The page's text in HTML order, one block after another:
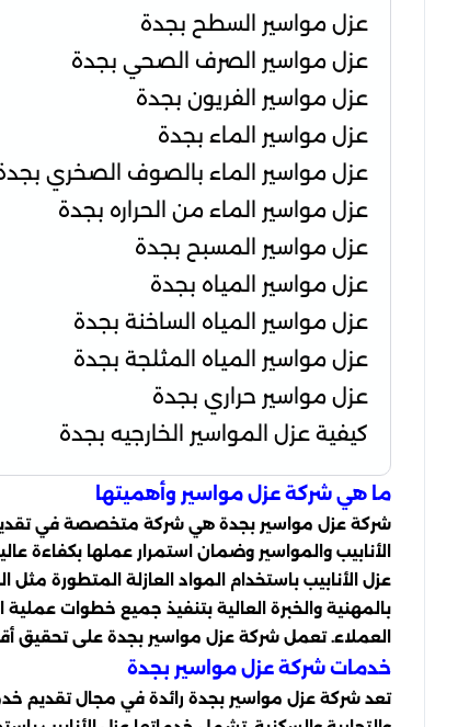
عزل مواسير السطح بجدة
عزل مواسير الصرف الصحي بجدة
عزل مواسير الفريون بجدة
عزل مواسير الماء بجدة
عزل مواسير الماء بالصوف الصخري
عزل مواسير الماء من الحراره بجدة
عزل مواسير المسبح بجدة
عزل مواسير المياه بجدة
عزل مواسير المياه الساخنة بجدة
عزل مواسير المياه المثلجة بجدة
عزل مواسير حراري بجدة
كيفية عزل المواسير الخارجيه بجدة
ما هي شركة عزل مواسير وأهميتها
شركة عزل مواسير بجدة هي شركة متخصصة في تقديم
الأنابيب والمواسير وضمان استمرار عملها
عزل الأنابيب باستخدام المواد العازلة المتطورة
بالمهنية والخبرة العالية بتنفيذ جميع خطوات
العملاء. تعمل شركة عزل مواسير بجدة على تحقيق
خدمات شركة عزل مواسير بجدة
تعد شركة عزل مواسير بجدة رائدة في مجال تقديم